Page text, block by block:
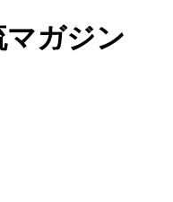
ガジン